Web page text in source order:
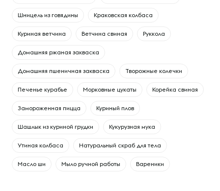
Шницель из говядины Краковская колбаса
Куриная ветчина Ветчина свиная Руккола
Домашняя ржаная закваска
Домашняя пшеничная закваска Творожные колечки
Печенье курабье Морковные цукаты Корейка свиная
Замороженная пицца Куриный плов
Шашлык из куриной грудки Кукурузная мука
Утиная колбаса Натуральный скраб для тела
Масло ши Мыло ручной работы Вареники